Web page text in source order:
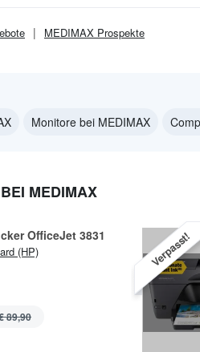
MEDIMAX Prospekte
Monitore bei MEDIMAX
MEDIMAX
OfficeJet 3831
(HP)
89,90
Verpasst!